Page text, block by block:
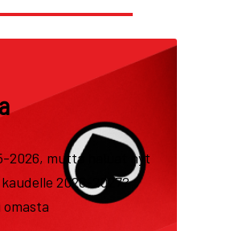
2026, mutta haluat nyt
2026-2027?